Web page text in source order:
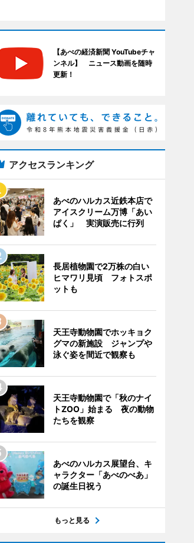
【あべの経済新聞 YouTubeチャ
ンネル】 ニュース動画を随時
更新！
アクセスランキング
あべのハルカス近鉄本店で
アイスクリーム万博「あい
ぱく」 実演販売に行列
長居植物園で2万株の白い
ヒマワリ見頃 フォトスポ
ットも
天王寺動物園でホッキョク
グマの新施設 ジャンプや
泳ぐ姿を間近で観察も
天王寺動物園で「秋のナイ
トZOO」始まる 夜の動物
たちを観察
あべのハルカス展望台、キ
ャラクター「あべのべあ」
の誕生日祝う
もっと見る